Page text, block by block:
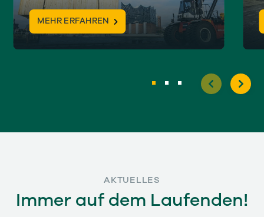
MEHR ERFAHREN
AKTUELLES
Immer auf dem Laufenden!